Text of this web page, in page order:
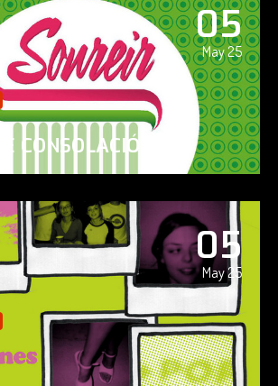
05
May 25
CONSOLACIÓN
05
May 25